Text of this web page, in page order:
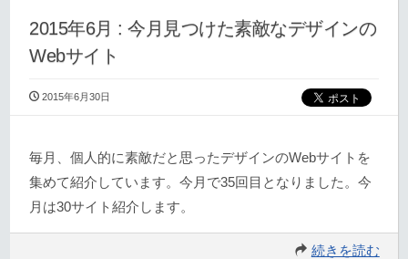
2015年6月 : 今月見つけた素敵なデザインの
Webサイト
2015年6月30日
毎月、個人的に素敵だと思ったデザインのWebサイトを
集めて紹介しています。今月で35回目となりました。今
月は30サイト紹介します。
続きを読む